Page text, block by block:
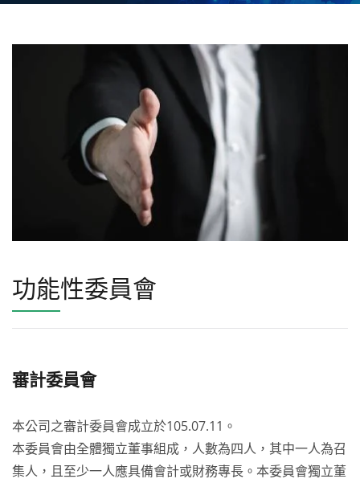
功能性委員會
審計委員會
本公司之審計委員會成立於105.07.11。
本委員會由全體獨立董事組成，人數為四人，其中一人為召
集人，且至少一人應具備會計或財務專長。本委員會獨立董